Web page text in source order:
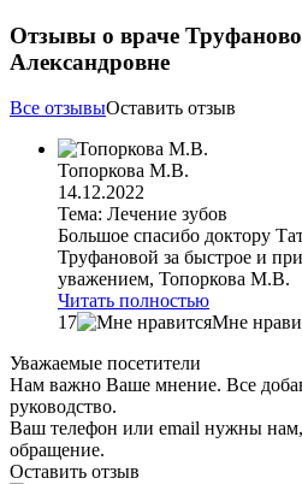
Отзывы о враче
Александровне
Все отзывыОставить отзыв
Топоркова М.В.
14.12.2022
Тема: Лечение зубов
Большое спасибо доктору
Труфановой за быстрое и
уважением, Топоркова М.В.
Читать полностью
17
Мне
Уважаемые посетители
Нам важно Ваше мнение. Все
руководство.
Ваш телефон или email нужны нам,
обращение.
Оставить отзыв